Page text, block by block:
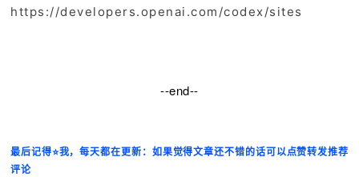
https://developers.openai.com/codex/sites
--end--
最后记得⭐️我，每天都在更新：如果觉得文章还不错的话可以点赞转发推荐
评论